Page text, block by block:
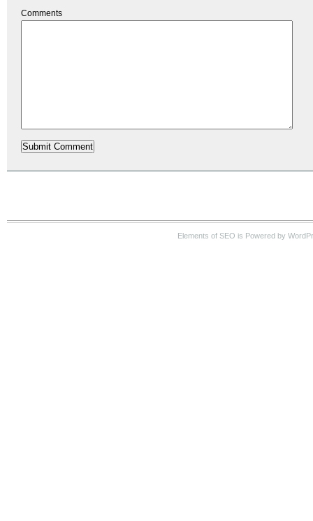
Comments
Elements of SEO is Powered by